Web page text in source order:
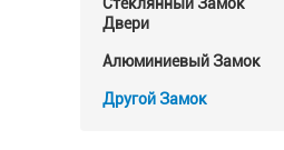
Двери
Алюминиевый Замок
Другой Замок